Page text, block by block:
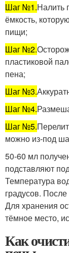
Шаг №1.Налить
ёмкость,
пищи;
Шаг №2.
пластиковой
пена;
Шаг №3.
Шаг №4.
Шаг №5.
можно из-под
50-60 мл
подставляют
Температура
градусов.
Для хранения
тёмное место,
Как